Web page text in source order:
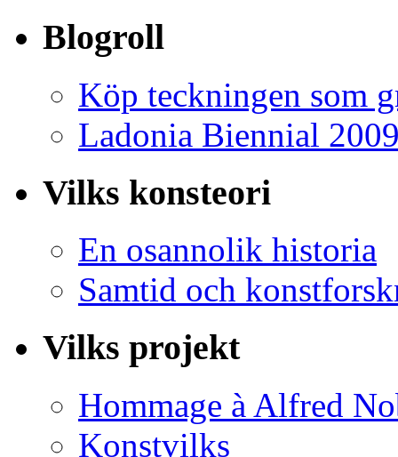
Blogroll
Köp teckningen som
Ladonia Biennial
Vilks konsteori
En osannolik historia
Samtid och
Vilks projekt
Hommage à Alfred
Konstvilks